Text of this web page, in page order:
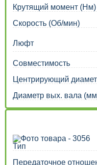
Крутящий момент (Нм)
Скорость (Об/мин)
Люфт
Совместимость
Центрирующий
Диаметр вых. вала
Тип
Передаточное